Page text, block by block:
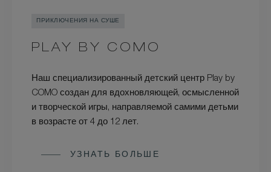
ПРИКЛЮЧЕНИЯ НА СУШЕ
PLAY BY COMO
Наш специализированный детский центр Play by
COMO создан для вдохновляющей, осмысленной
и творческой игры, направляемой самими детьми
в возрасте от 4 до 12 лет.
УЗНАТЬ БОЛЬШЕ